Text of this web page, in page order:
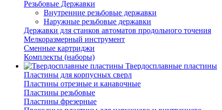
Резьбовые Державки
Внутренние резьбовые державки
Наружные резьбовые державки
Державки для станков автоматов продольного точения
Мелкоразмерный инструмент
Сменные картриджи
Комплекты (наборы)
Твердосплавные пластины
Пластины для корпусных сверл
Пластины отрезные и канавочные
Пластины резьбовые
Пластины фрезерные